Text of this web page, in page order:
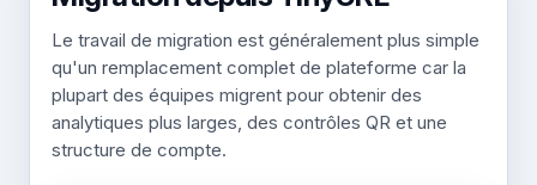
Le travail de migration est généralement plus simple
qu'un remplacement complet de plateforme car la
plupart des équipes migrent pour obtenir des
analytiques plus larges, des contrôles QR et une
structure de compte.